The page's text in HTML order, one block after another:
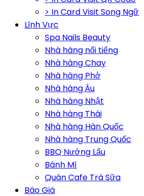
> In Card Visit Song Ngữ
Lĩnh Vực
Spa Nails Beauty
Nhà hàng nổi tiếng
Nhà hàng Chay
Nhà hàng Phở
Nhà hàng Âu
Nhà hàng Nhật
Nhà hàng Thái
Nhà hàng Hàn Quốc
Nhà hàng Trung Quốc
BBQ Nướng Lẩu
Bánh Mì
Quán Cafe Trà Sữa
Báo Giá